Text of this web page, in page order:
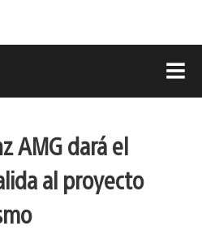
AMG dará el
al proyecto